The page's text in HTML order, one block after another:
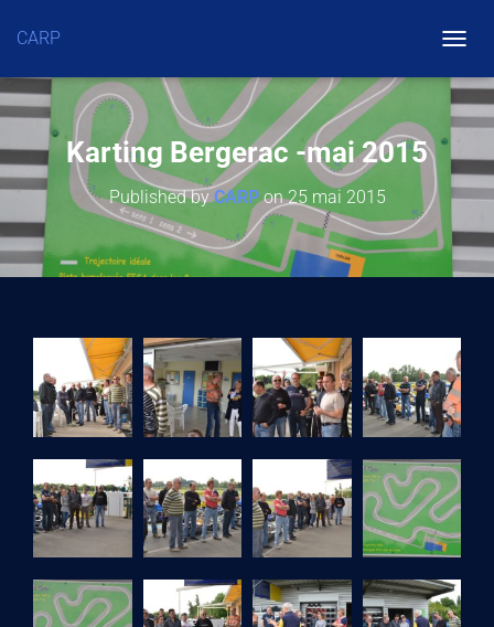
CARP
U
V
I
R
F
E
M
E
R
L
N
A
V
I
G
A
Karting Bergerac -mai 2015
Published byCARPon25 mai 2015